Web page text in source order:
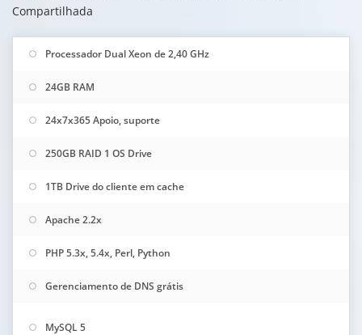
Compartilhada
Processador Dual Xeon de 2,40 GHz
24GB RAM
24x7x365 Apoio, suporte
250GB RAID 1 OS Drive
1TB Drive do cliente em cache
Apache 2.2x
PHP 5.3x, 5.4x, Perl, Python
Gerenciamento de DNS grátis
MySQL 5